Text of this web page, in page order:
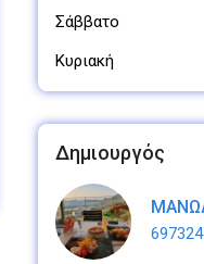
Σάββατο
Κυριακή
Δημιουργός